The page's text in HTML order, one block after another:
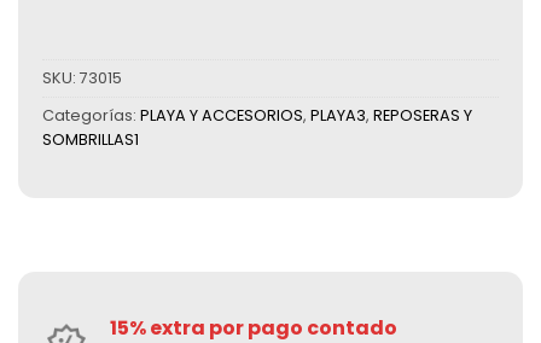
SKU: 73015
Categorías: PLAYA Y ACCESORIOS, PLAYA3, REPOSERAS Y
SOMBRILLAS1
15% extra por pago contado